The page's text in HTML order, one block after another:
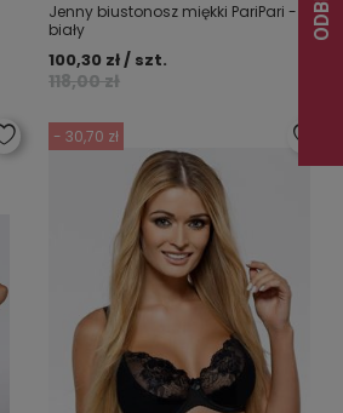
Jenny biustonosz miękki PariPari -
biały
118,00 zł
100,30 zł / szt.
- 30,70 zł